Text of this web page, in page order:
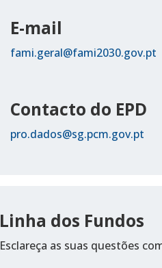
E-mail
fami.geral@fami2030.gov.pt
Contacto do EPD
pro.dados@sg.pcm.gov.pt
Linha dos Fundos
Esclareça as suas questões